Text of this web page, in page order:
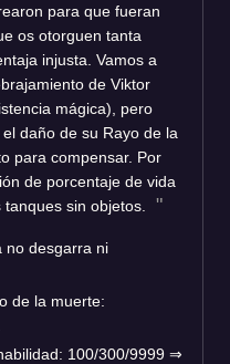
para que fueran
os otorguen tanta
injusta. Vamos a
de Viktor
mágica), pero
daño de su Rayo de la
para compensar. Por
de porcentaje de vida
sin objetos.
no desgarra ni
de la muerte:
100/300/9999 ⇒